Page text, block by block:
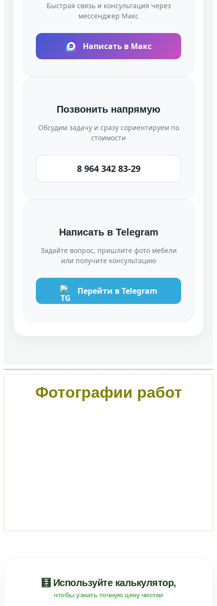
Быстрая связь и консультация через
мессенджер Макс
Написать в Макс
Позвонить напрямую
Обсудим задачу и сразу сориентируем по
стоимости
8 964 342 83-29
Написать в Telegram
Задайте вопрос, пришлите фото мебели
или получите консультацию
Перейти в Telegram
Фотографии работ
🧮 Используйте калькулятор,
чтобы узнать точную цену чистки